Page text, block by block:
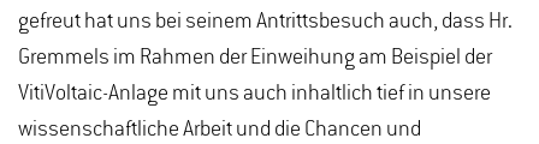
gefreut hat uns bei seinem Antrittsbesuch auch, dass Hr.
Gremmels im Rahmen der Einweihung am Beispiel der
VitiVoltaic-Anlage mit uns auch inhaltlich tief in unsere
wissenschaftliche Arbeit und die Chancen und